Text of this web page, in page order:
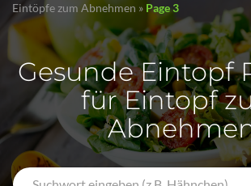
Eintöpfe zum Abnehmen » Page 3
Gesunde Eintopf
für Eintopf